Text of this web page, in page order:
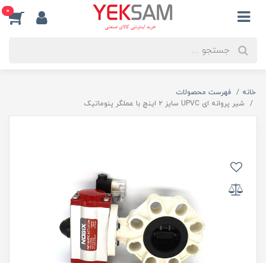
0
خانه
فهرست محصولات
شیر پروانه ای UPVC سایز ۲ اینچ با عملگر پنوماتیک